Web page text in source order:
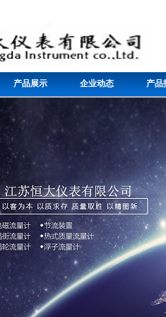
产品展示 企业动态 产品